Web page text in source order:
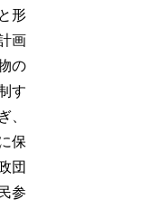
形
画
の
す
、
保
団
参